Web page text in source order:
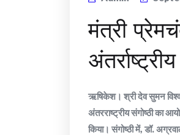
मंत्री
ऋषिकेश। श्री देव सुमन
अंतरराष्ट्रीय संगोष्ठी का
किया। संगोष्ठी में, डॉ.